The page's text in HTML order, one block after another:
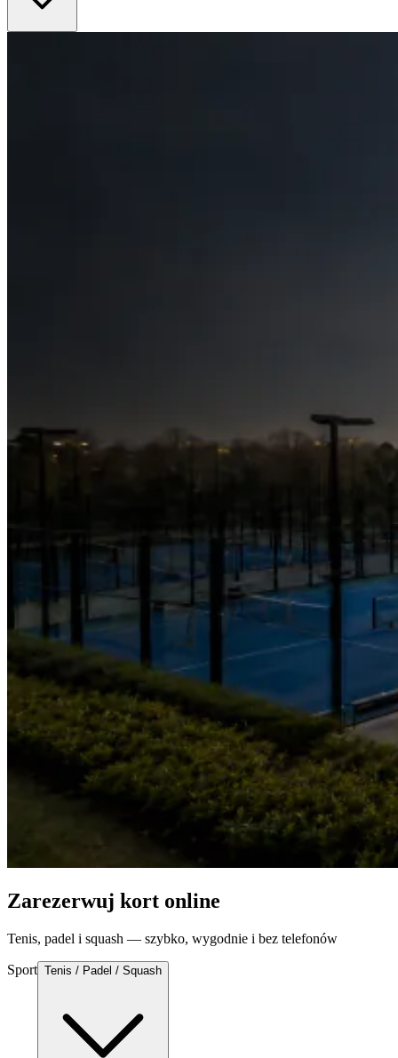
Zarezerwuj kort online
Tenis, padel i squash — szybko, wygodnie i bez telefonów
Sport Tenis / Padel / Squash